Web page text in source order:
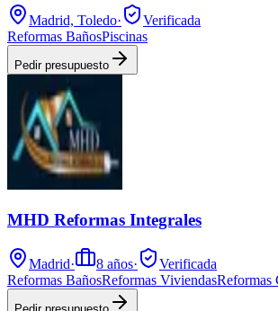
Madrid, Toledo·
Verificada
Reformas BañosPiscinas
Pedir presupuesto
MHD Reformas Integrales
Madrid· 8 años·
Verificada
Reformas BañosReformas ViviendasReformas